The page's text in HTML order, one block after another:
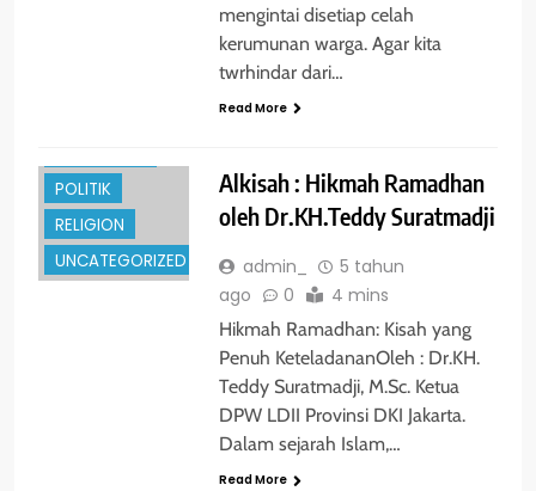
mengintai disetiap celah
kerumunan warga. Agar kita
twrhindar dari…
Read More
POLITIK
RELIGION
UNCATEGORIZED
Alkisah : Hikmah Ramadhan
oleh Dr.KH.Teddy Suratmadji
admin_
5 tahun
ago
0 4 mins
Hikmah Ramadhan: Kisah yang
Penuh KeteladananOleh : Dr.KH.
Teddy Suratmadji, M.Sc. Ketua
DPW LDII Provinsi DKI Jakarta.
Dalam sejarah Islam,…
Read More